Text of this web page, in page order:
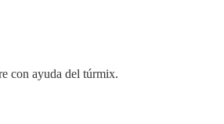
con ayuda del túrmix.